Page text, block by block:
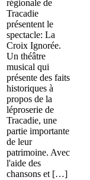
régionale de
Tracadie
présentent le
spectacle: La
Croix Ignorée.
Un théâtre
musical qui
présente des faits
historiques à
propos de la
léproserie de
Tracadie, une
partie importante
de leur
patrimoine. Avec
l'aide des
chansons et […]